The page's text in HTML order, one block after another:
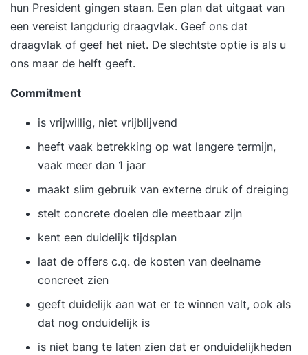
hun President gingen staan. Een plan dat uitgaat van
een vereist langdurig draagvlak. Geef ons dat
draagvlak of geef het niet. De slechtste optie is als u
ons maar de helft geeft.
Commitment
is vrijwillig, niet vrijblijvend
heeft vaak betrekking op wat langere termijn,
vaak meer dan 1 jaar
maakt slim gebruik van externe druk of dreiging
stelt concrete doelen die meetbaar zijn
kent een duidelijk tijdsplan
laat de offers c.q. de kosten van deelname
concreet zien
geeft duidelijk aan wat er te winnen valt, ook als
dat nog onduidelijk is
is niet bang te laten zien dat er onduidelijkheden